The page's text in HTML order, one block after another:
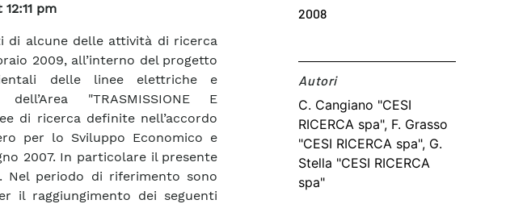
pm
di alcune delle attività di ricerca
2009, all’interno del progetto
delle linee elettriche e
"TRASMISSIONE E
di ricerca definite nell’accordo
per lo Sviluppo Economico e
2007. In particolare il presente
Nel periodo di riferimento sono
il raggiungimento dei seguenti
2008
Autori​
C. Cangiano "CESI
RICERCA spa", F. Grasso
"CESI RICERCA spa", G.
Stella "CESI RICERCA
spa"